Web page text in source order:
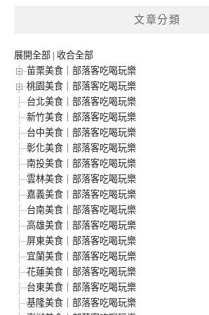
文章分類
展開全部 | 收合全部
苗栗美食｜部落客吃喝玩樂
桃園美食｜部落客吃喝玩樂
台北美食｜部落客吃喝玩樂
新竹美食｜部落客吃喝玩樂
台中美食｜部落客吃喝玩樂
彰化美食｜部落客吃喝玩樂
南投美食｜部落客吃喝玩樂
雲林美食｜部落客吃喝玩樂
嘉義美食｜部落客吃喝玩樂
台南美食｜部落客吃喝玩樂
高雄美食｜部落客吃喝玩樂
屏東美食｜部落客吃喝玩樂
宜蘭美食｜部落客吃喝玩樂
花蓮美食｜部落客吃喝玩樂
台東美食｜部落客吃喝玩樂
基隆美食｜部落客吃喝玩樂